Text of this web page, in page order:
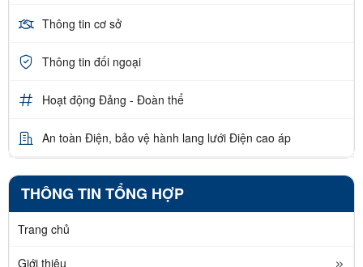
Thông tin cơ sở
Thông tin đối ngoại
Hoạt động Đảng - Đoàn thể
An toàn Điện, bảo vệ hành lang lưới Điện cao áp
THÔNG TIN TỔNG HỢP
Trang chủ
Giới thiệu